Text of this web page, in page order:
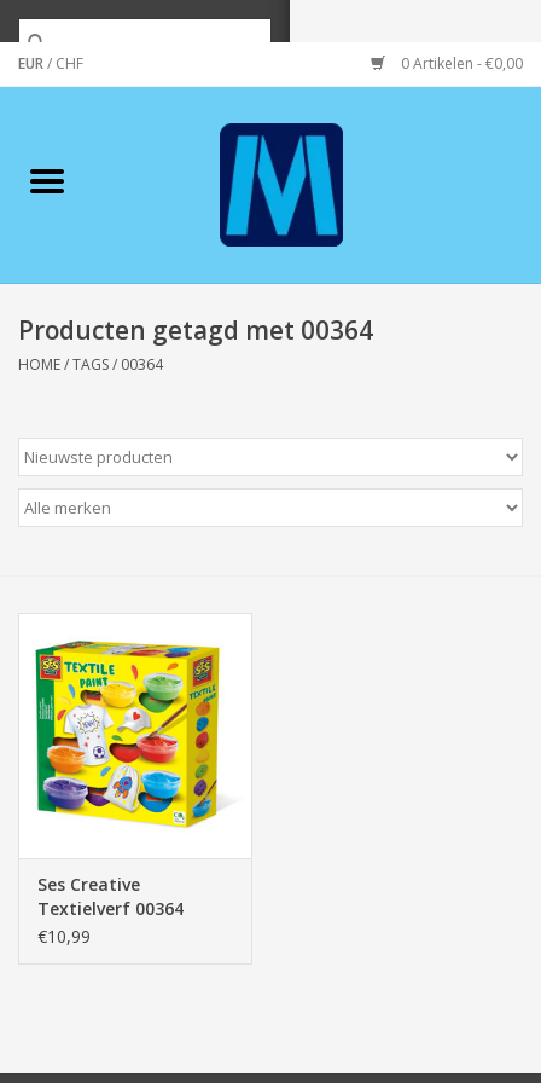
EUR/ CHF 0 Artikelen - €0,00
Merken
Wonen/koken/huishouden
Wenskaarten
Zeeuws/Streek
Boeken
Elektra
Baby & Peuter
Speelgoed & hobby
Cadeau & feest
Producten getagd met 00364
HOME/TAGS/ 00364
Ses Creative
Textielverf 00364
€10,99